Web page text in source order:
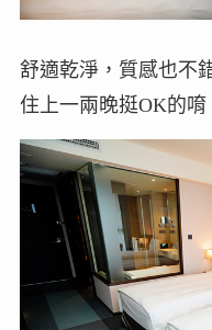
舒適乾淨，質感也不
住上一兩晚挺OK的唷